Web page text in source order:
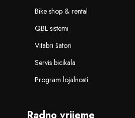
Bike shop & rental
QBL sistemi
Vitabri šatori
Servis bicikala
Program lojalnosti